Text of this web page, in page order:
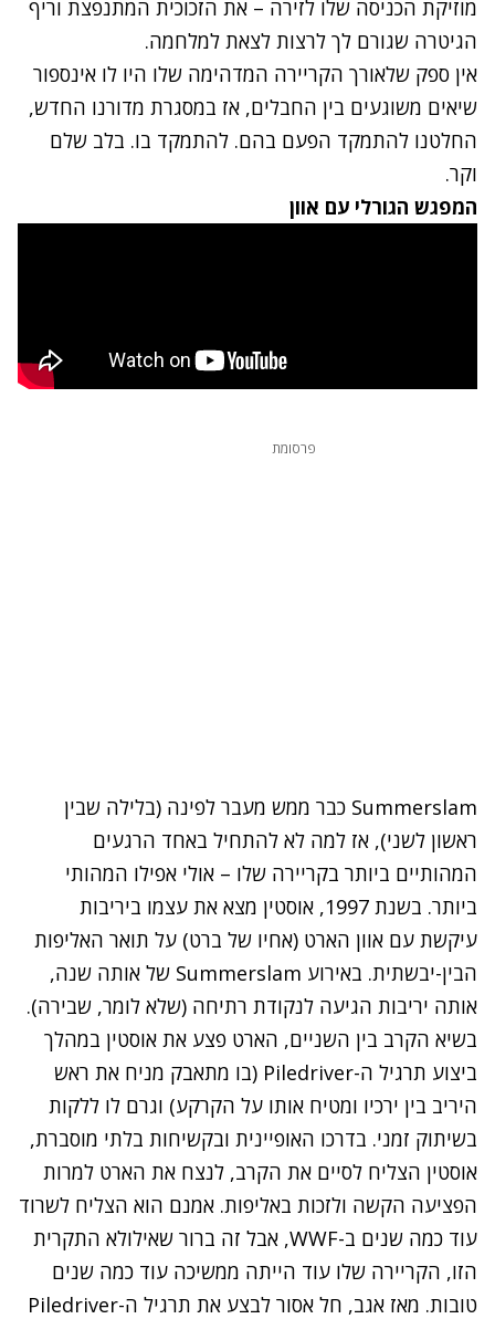
מוזיקת הכניסה שלו לזירה – את הזכוכית המתנפצת וריף
הגיטרה שגורם לך לרצות לצאת למלחמה.
אין ספק שלאורך הקריירה המדהימה שלו היו לו אינספור
שיאים משוגעים בין החבלים, אז במסגרת מדורנו החדש,
החלטנו להתמקד הפעם בהם. להתמקד בו. בלב שלם
וקר.
המפגש הגורלי עם אוון
פרסומת
Summerslam כבר ממש מעבר לפינה (בלילה שבין
ראשון לשני), אז למה לא להתחיל באחד הרגעים
המהותיים ביותר בקריירה שלו – אולי אפילו המהותי
ביותר. בשנת 1997, אוסטין מצא את עצמו ביריבות
עיקשת עם אוון הארט (אחיו של ברט) על תואר האליפות
הבין-יבשתית. באירוע Summerslam של אותה שנה,
אותה יריבות הגיעה לנקודת רתיחה (שלא לומר, שבירה).
בשיא הקרב בין השניים, הארט פצע את אוסטין במהלך
ביצוע תרגיל ה-Piledriver (בו מתאבק מניח את ראש
היריב בין ירכיו ומטיח אותו על הקרקע) וגרם לו ללקות
בשיתוק זמני. בדרכו האופיינית ובקשיחות בלתי מוסברת,
אוסטין הצליח לסיים את הקרב, לנצח את הארט למרות
הפציעה הקשה ולזכות באליפות. אמנם הוא הצליח לשרוד
עוד כמה שנים ב-WWF, אבל זה ברור שאילולא התקרית
הזו, הקריירה שלו עוד הייתה ממשיכה עוד כמה שנים
טובות. מאז אגב, חל אסור לבצע את תרגיל ה-Piledriver